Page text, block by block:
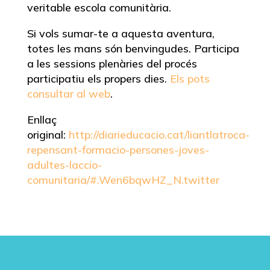
veritable escola comunitària.
Si vols sumar-te a aquesta aventura,
totes les mans són benvingudes. Participa
a les sessions plenàries del procés
participatiu els propers dies. Els pots
consultar al web.
Enllaç
original: http://diarieducacio.cat/liantlatroca-
repensant-formacio-persones-joves-
adultes-laccio-
comunitaria/#.Wen6bqwHZ_N.twitter